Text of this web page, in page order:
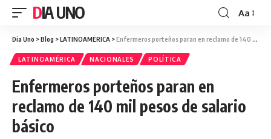
DIA UNO Aa
Dia Uno >Blog >LATINOAMÉRICA >Enfermeros porteños paran en reclamo de 140 mil pesos de salario básico
LATINOAMÉRICA NACIONALES POLÍTICA
Enfermeros porteños paran en
reclamo de 140 mil pesos de salario
básico